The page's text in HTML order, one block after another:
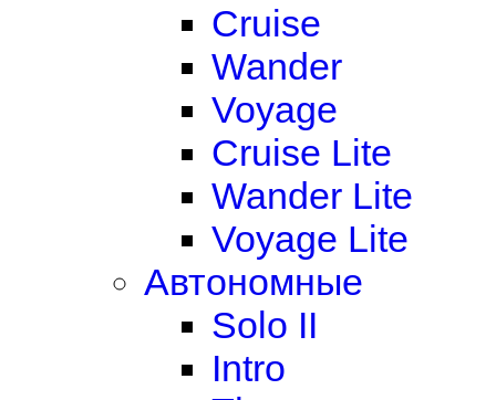
Cruise
Wander
Voyage
Cruise Lite
Wander Lite
Voyage Lite
Автономные
Solo II
Intro